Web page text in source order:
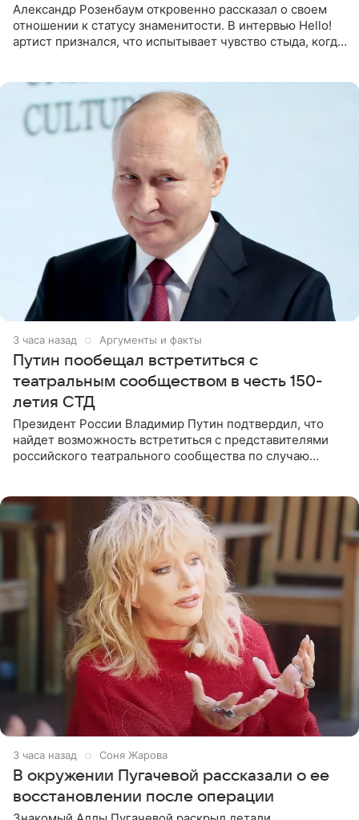
Александр Розенбаум откровенно рассказал о своем
отношении к статусу знаменитости. В интервью Hello!
артист признался, что испытывает чувство стыда, когда
3 часа назад Аргументы и факты
Путин пообещал встретиться с
театральным сообществом в честь 150-
летия СТД
Президент России Владимир Путин подтвердил, что
найдет возможность встретиться с представителями
российского театрального сообщества по случаю
3 часа назад Соня Жарова
В окружении Пугачевой рассказали о ее
восстановлении после операции